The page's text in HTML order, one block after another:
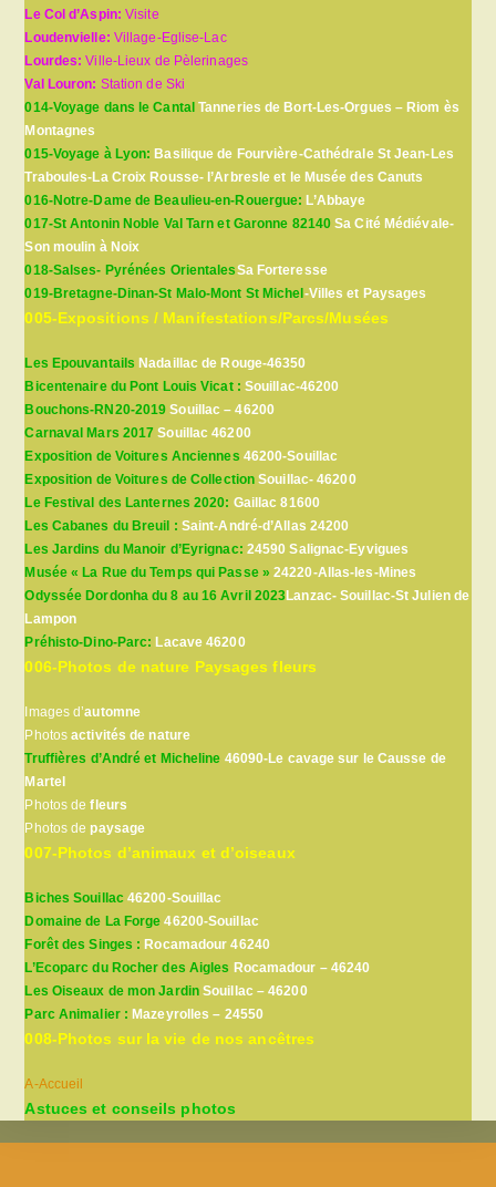
Le Col d’Aspin:Visite
Loudenvielle: Village-Eglise-Lac
Lourdes:Ville-Lieux de Pèlerinages
Val Louron: Station de Ski
014-Voyage dans le CantalTanneries de Bort-Les-Orgues – Riom ès
Montagnes
015-Voyage à Lyon: Basilique de Fourvière-Cathédrale St Jean-Les
Traboules-La Croix Rousse- l’Arbresle et le Musée des Canuts
016-Notre-Dame de Beaulieu-en-Rouergue:L’Abbaye
017-St Antonin Noble Val Tarn et Garonne 82140 Sa Cité Médiévale-
Son moulin à Noix
018-Salses- Pyrénées OrientalesSa Forteresse
019-Bretagne-Dinan-St Malo-Mont St Michel-Villes et Paysages
005-Expositions / Manifestations/Parcs/Musées
Les Epouvantails Nadaillac de Rouge-46350
Bicentenaire du Pont Louis Vicat : Souillac-46200
Bouchons-RN20-2019Souillac – 46200
Carnaval Mars 2017 Souillac 46200
Exposition de Voitures Anciennes 46200-Souillac
Exposition de Voitures de Collection Souillac- 46200
Le Festival des Lanternes 2020: Gaillac 81600
Les Cabanes du Breuil : Saint-André-d’Allas 24200
Les Jardins du Manoir d’Eyrignac: 24590 Salignac-Eyvigues
Musée « La Rue du Temps qui Passe » 24220-Allas-les-Mines
Odyssée Dordonha du 8 au 16 Avril 2023Lanzac- Souillac-St Julien de
Lampon
Préhisto-Dino-Parc:Lacave 46200
006-Photos de nature Paysages fleurs
Images d’automne
Photosactivités de nature
Truffières d’André et Micheline 46090-Le cavage sur le Causse de
Martel
Photos defleurs
Photos depaysage
007-Photos d’animaux et d’oiseaux
Biches Souillac46200-Souillac
Domaine de La Forge 46200-Souillac
Forêt des Singes :Rocamadour 46240
L’Ecoparc du Rocher des Aigles Rocamadour – 46240
Les Oiseaux de mon JardinSouillac – 46200
Parc Animalier : Mazeyrolles – 24550
008-Photos sur la vie de nos ancêtres
A-Accueil
Astuces et conseils photos